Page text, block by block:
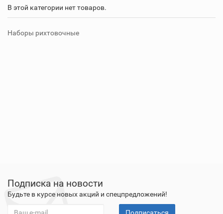
В этой категории нет товаров.
Наборы рихтовочные
Подписка на новости
Будьте в курсе новых акций и спецпредложений!